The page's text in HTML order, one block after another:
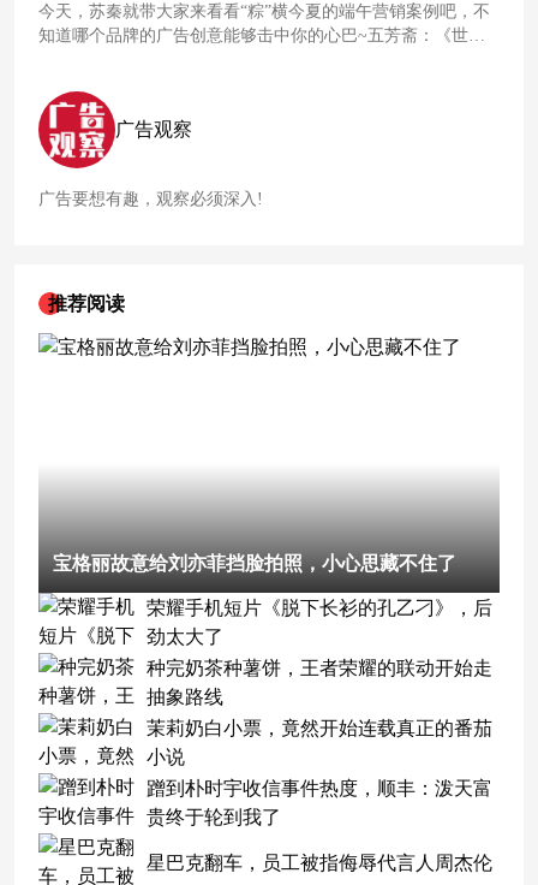
今天，苏秦就带大家来看看“粽”横今夏的端午营销案例吧，不
知道哪个品牌的广告创意能够击中你的心巴~五芳斋：《世界
侃：“这是一家被做粽子耽误
午螺蛳粉味粽香礼盒，预祝广大学子旗开得胜、高“粽”状元。
广告观察
广告要想有趣，观察必须深入!
推荐阅读
宝格丽故意给刘亦菲挡脸拍照，小心思藏不住了
荣耀手机短片《脱下长衫的孔乙刁》，后
劲太大了
种完奶茶种薯饼，王者荣耀的联动开始走
抽象路线
茉莉奶白小票，竟然开始连载真正的番茄
小说
蹭到朴时宇收信事件热度，顺丰：泼天富
贵终于轮到我了
星巴克翻车，员工被指侮辱代言人周杰伦